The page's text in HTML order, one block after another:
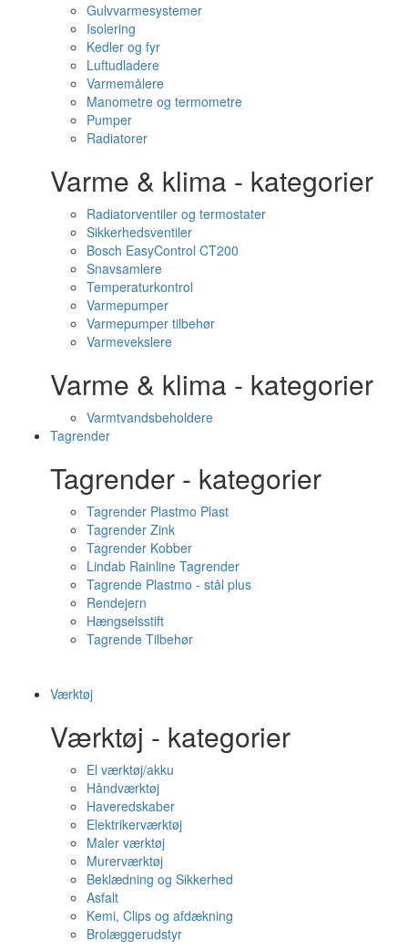
Gulvvarmesystemer
Isolering
Kedler og fyr
Luftudladere
Varmemålere
Manometre og termometre
Pumper
Radiatorer
Varme & klima - kategorier
Radiatorventiler og termostater
Sikkerhedsventiler
Bosch EasyControl CT200
Snavsamlere
Temperaturkontrol
Varmepumper
Varmepumper tilbehør
Varmevekslere
Varme & klima - kategorier
Varmtvandsbeholdere
Tagrender
Tagrender - kategorier
Tagrender Plastmo Plast
Tagrender Zink
Tagrender Kobber
Lindab Rainline Tagrender
Tagrende Plastmo - stål plus
Rendejern
Hængselsstift
Tagrende Tilbehør
Værktøj
Værktøj - kategorier
El værktøj/akku
Håndværktøj
Haveredskaber
Elektrikerværktøj
Maler værktøj
Murerværktøj
Beklædning og Sikkerhed
Asfalt
Kemi, Clips og afdækning
Brolæggerudstyr